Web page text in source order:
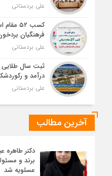
علی بردستانی
کسب ۵۲
فرهنگیان
علی بردستانی
درآمد و
علی بردستانی
آخرین مطالب
دکتر طاهره
برند و
عسلویه شد